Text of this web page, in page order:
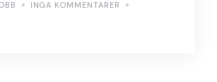
INGA KOMMENTARER